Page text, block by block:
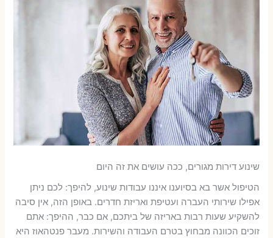
שינוע דירות מגורים, ככה עושים את זה היום
הטיפול אשר בא בסיוענו איננו עבודות שינוע, להיפך: לכם ניתן
אפילו שירותי העברה ועטיפת ואריזת חדרים. באופן הזה, אין סיבה
להשקיע שעות רבות באריזה של ביתכם, אם כבר, ההיפך: אתם
זוכים הכוונה מבחוץ בטרם העבודה והשירות. מעבר פנטהאוז היא